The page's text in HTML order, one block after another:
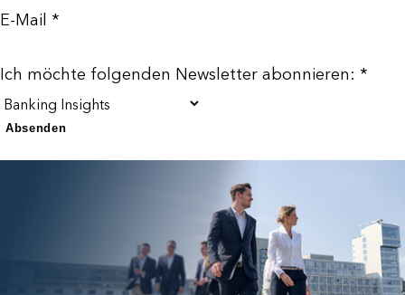
E-Mail *
Ich möchte folgenden Newsletter abonnieren: *
Absenden